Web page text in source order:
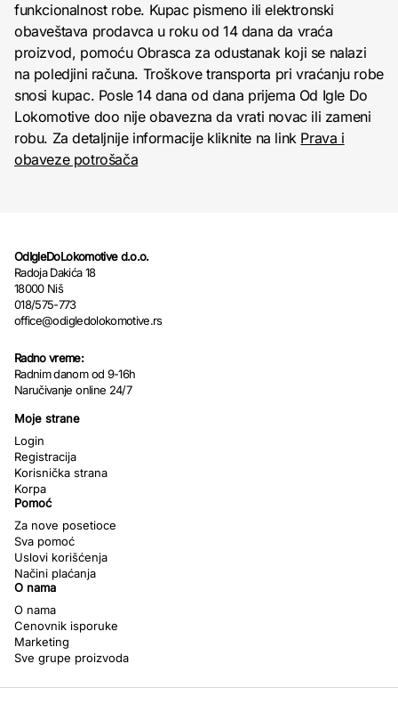
funkcionalnost robe. Kupac pismeno ili elektronski
obaveštava prodavca u roku od 14 dana da vraća
proizvod, pomoću Obrasca za odustanak koji se nalazi
na poledjini računa. Troškove transporta pri vraćanju robe
snosi kupac. Posle 14 dana od dana prijema Od Igle Do
Lokomotive doo nije obavezna da vrati novac ili zameni
robu. Za detaljnije informacije kliknite na link Prava i
obaveze potrošača
OdIgleDoLokomotive d.o.o.
Radoja Dakića 18
18000 Niš
018/575-773
office@odigledolokomotive.rs
Radno vreme:
Radnim danom od 9-16h
Naručivanje online 24/7
Moje strane
Login
Registracija
Korisnička strana
Korpa
Pomoć
Za nove posetioce
Sva pomoć
Uslovi korišćenja
Načini plaćanja
O nama
O nama
Cenovnik isporuke
Marketing
Sve grupe proizvoda